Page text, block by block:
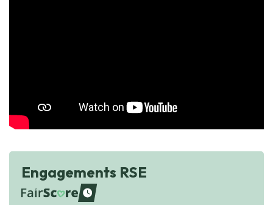
Engagements RSE
waiting